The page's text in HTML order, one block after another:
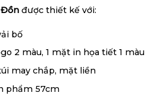
Đồn được thiết kế với:
bố
2 màu, 1 mặt in họa tiết 1 màu
may chắp, mặt liền
phẩm 57cm